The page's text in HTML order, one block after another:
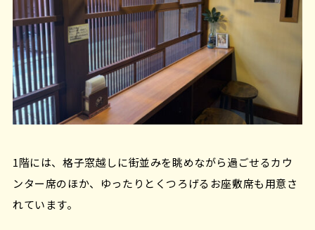
1階には、格子窓越しに街並みを眺めながら過ごせるカウ
ンター席のほか、ゆったりとくつろげるお座敷席も用意さ
れています。